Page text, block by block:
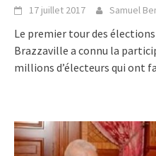
17 juillet 2017 Samuel
Le premier tour des
Brazzaville a connu la
millions d’électeurs qui ont